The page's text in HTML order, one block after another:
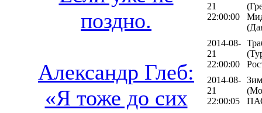
поздно.
Александр Глеб:
«Я тоже до сих
21
22:00:00
2014-08-
21
22:00:00
2014-08-
21
22:00:05